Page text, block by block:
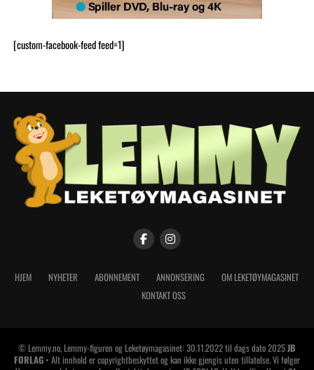
[custom-facebook-feed feed=1]
HJEM NYHETER ABONNEMENT ANNONSERING
OM LEKETØYMAGASINET
KONTAKT OSS
© Lemmy.no, Lemmy-figuren og Leketøymagasinet: 30.11.2022 til dags dato 2025JB
FORLAG• Alt innhold er copyrightbeskyttet og kan ikke gjengis uten tillatelse. Vi følger